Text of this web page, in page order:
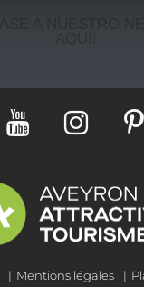
AQUÍ!
Mentions légales